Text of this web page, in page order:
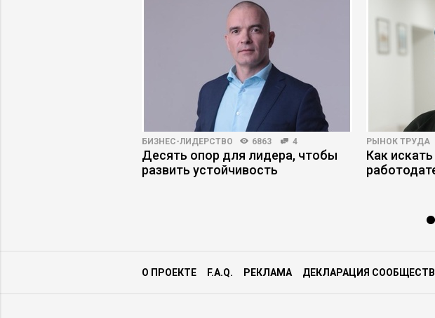
БИЗНЕС-ЛИДЕРСТВО 6863 4
Десять опор для лидера, чтобы
развить устойчивость
РЫНОК ТРУДА
Как
О ПРОЕКТЕ F.A.Q. РЕКЛАМА ДЕКЛАРАЦИЯ